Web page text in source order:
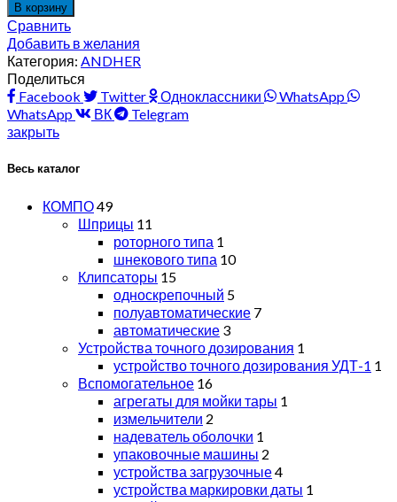
В корзину
Сравнить
Добавить в желания
Категория: ANDHER
Поделиться
Facebook
Twitter Одноклассники
WhatsApp
WhatsApp
ВК
Telegram
закрыть
Весь каталог
КОМПО49
Шприцы 11
роторного типа 1
шнекового типа 10
Клипсаторы 15
односкрепочный 5
полуавтоматические 7
автоматические 3
Устройства точного дозирования 1
устройство точного дозирования УДТ-1 1
Вспомогательное 16
агрегаты для мойки тары 1
измельчители 2
надеватель оболочки 1
упаковочные машины 2
устройства загрузочные4
устройства маркировки даты 1